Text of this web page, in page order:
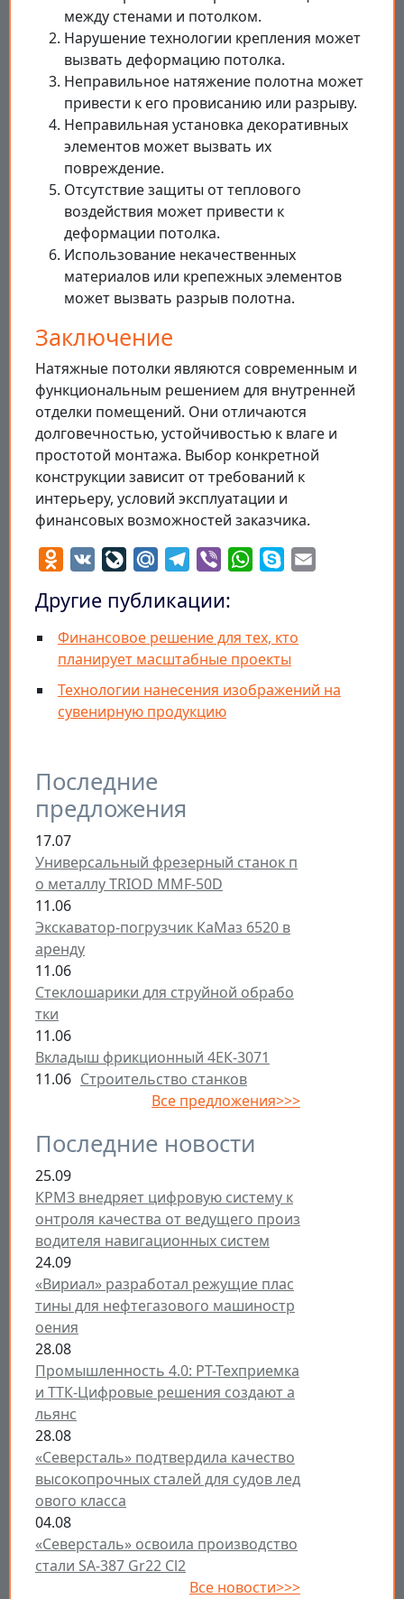
Последние
предложения
17.07
Универсальный фрезерный станок п
о металлу TRIOD MMF-50D
11.06
Экскаватор-погрузчик КаМаз 6520 в
аренду
11.06
Стеклошарики для струйной обрабо
тки
11.06
Вкладыш фрикционный 4ЕК-3071
11.06 Строительство станков
Все предложения>>>
Последние новости
25.09
КРМЗ внедряет цифровую систему к
онтроля качества от ведущего произ
водителя навигационных систем
24.09
«Вириал» разработал режущие плас
тины для нефтегазового машиностр
оения
28.08
Промышленность 4.0: РТ-Техприемка
и ТТК-Цифровые решения создают а
льянс
28.08
«Северсталь» подтвердила качество
высокопрочных сталей для судов лед
ового класса
04.08
«Северсталь» освоила производство
стали SA-387 Gr22 Cl2
Все новости>>>
между стенами и потолком.
Нарушение технологии крепления может
вызвать деформацию потолка.
Неправильное натяжение полотна может
привести к его провисанию или разрыву.
Неправильная установка декоративных
элементов может вызвать их
повреждение.
Отсутствие защиты от теплового
воздействия может привести к
деформации потолка.
Использование некачественных
материалов или крепежных элементов
может вызвать разрыв полотна.
Заключение
Натяжные потолки являются современным и
функциональным решением для внутренней
отделки помещений. Они отличаются
долговечностью, устойчивостью к влаге и
простотой монтажа. Выбор конкретной
конструкции зависит от требований к
интерьеру, условий эксплуатации и
финансовых возможностей заказчика.
Odnoklassniki
VK LiveJournal
Mail.RuTelegram
Viber WhatsApp
Skype
Другие публикации:
Финансовое решение для тех, кто
планирует масштабные проекты
Технологии нанесения изображений на
сувенирную продукцию